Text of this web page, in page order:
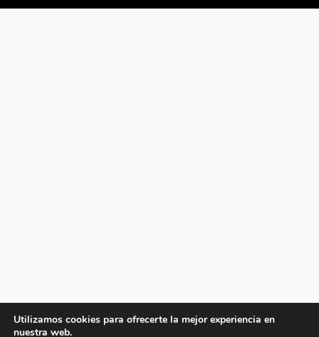
Utilizamos cookies para ofrecerte la mejor experiencia en
nuestra web.